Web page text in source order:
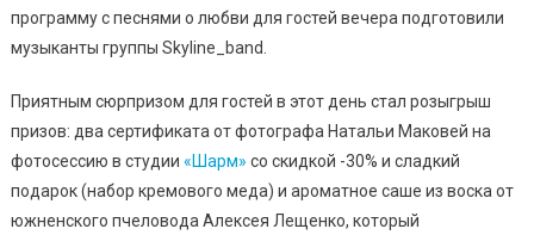
программу с песнями о любви для гостей вечера подготовили
музыканты группы Skyline_band.
Приятным сюрпризом для гостей в этот день стал розыгрыш
призов: два сертификата от фотографа Натальи Маковей на
фотосессию в студии «Шарм» со скидкой -30% и сладкий
подарок (набор кремового меда) и ароматное саше из воска от
южненского пчеловода Алексея Лещенко, который